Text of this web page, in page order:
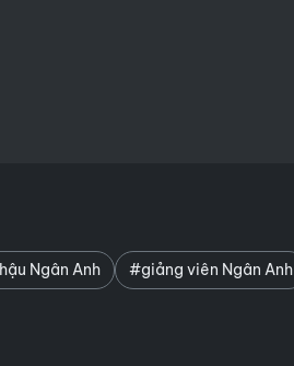
Ngân Anh #giảng viên Ngân Anh